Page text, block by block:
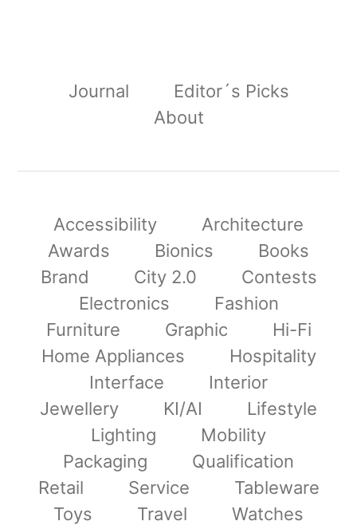
Journal
Editor´s Picks
About
Accessibility
Architecture
Awards
Bionics
Books
Brand
City 2.0
Contests
Electronics
Fashion
Furniture
Graphic
Hi-Fi
Home Appliances
Hospitality
Interface
Interior
Jewellery
KI/AI
Lifestyle
Lighting
Mobility
Packaging
Qualification
Retail
Service
Tableware
Toys
Travel
Watches